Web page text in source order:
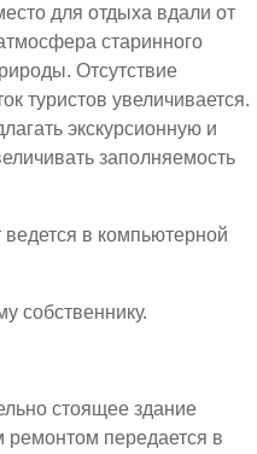
для отдыха вдали от
старинного
Отсутствие
туристов увеличивается.
экскурсионную и
заполняемость
в компьютерной
собственнику.
стоящее здание
передается в